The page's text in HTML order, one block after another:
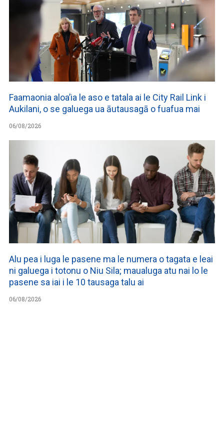
Faamaonia aloa’ia le aso e tatala ai le City Rail Link i
Aukilani, o se galuega ua āutausagā o fuafua mai
06/08/2026
Alu pea i luga le pasene ma le numera o tagata e leai
ni galuega i totonu o Niu Sila; maualuga atu nai lo le
pasene sa iai i le 10 tausaga talu ai
06/08/2026